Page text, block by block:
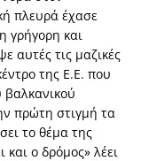
πλευρά έχασε
γρήγορη και
αυτές τις μαζικές
της Ε.Ε. που
πρώτη στιγμή τα
το θέμα της
και ο δρόμος» λέει